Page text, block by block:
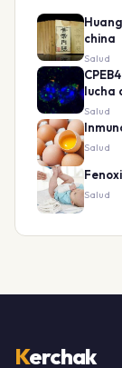
china
Salud
lucha
Salud
Salud
Salud
Kerchak